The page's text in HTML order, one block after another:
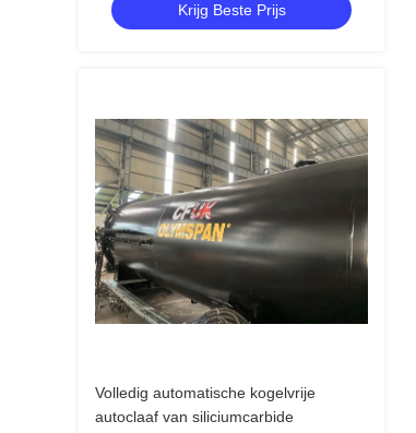
Krijg Beste Prijs
Volledig automatische kogelvrije
autoclaaf van siliciumcarbide